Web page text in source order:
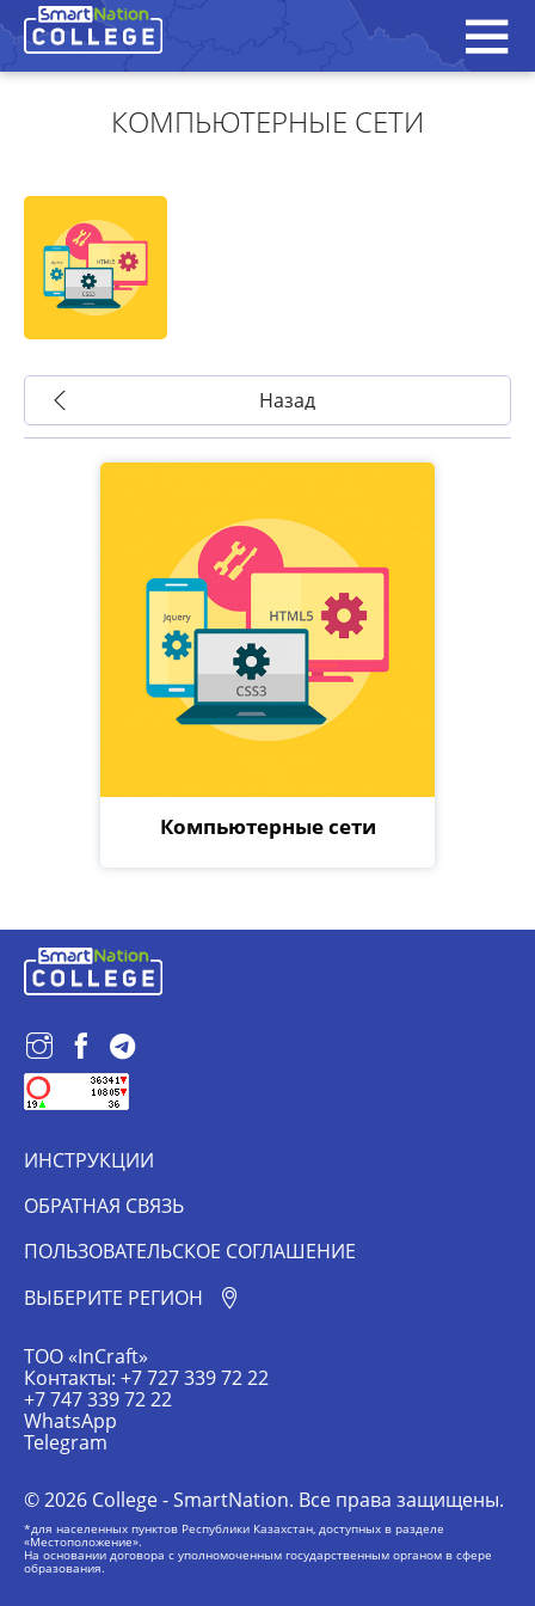
КОМПЬЮТЕРНЫЕ СЕТИ
Назад
Компьютерные сети
ИНСТРУКЦИИ
ОБРАТНАЯ СВЯЗЬ
ПОЛЬЗОВАТЕЛЬСКОЕ СОГЛАШЕНИЕ
ВЫБЕРИТЕ РЕГИОН
ТОО «InCraft»
Контакты: +7 727 339 72 22
+7 747 339 72 22
WhatsApp
Telegram
© 2026 College - SmartNation. Все права защищены.
*для населенных пунктов Республики Казахстан, доступных в разделе
«Местоположение».
На основании договора c уполномоченным государственным органом в сфере
образования.